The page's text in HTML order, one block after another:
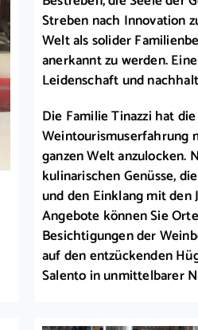
Streben nach Innovation
Welt als solider
anerkannt zu werden.
Leidenschaft und
Die Familie Tinazzi hat
Weintourismuserfahrung
ganzen Welt anzulocken.
kulinarischen Genüsse,
und den Einklang mit
Angebote können Sie
Besichtigungen der
auf den entzückenden
Salento in unmittelbarer